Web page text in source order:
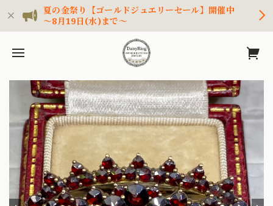
夏の金祭り【ゴールドジュエリーセール】開催中
～8月19日(水)まで～